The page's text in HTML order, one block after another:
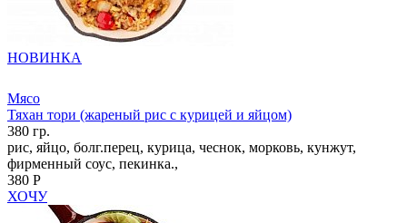
НОВИНКА
Мясо
Тяхан тори (жареный рис с курицей и яйцом)
380 гр.
рис, яйцо, болг.перец, курица, чеснок, морковь, кунжут,
фирменный соус, пекинка.,
380 Р
ХОЧУ